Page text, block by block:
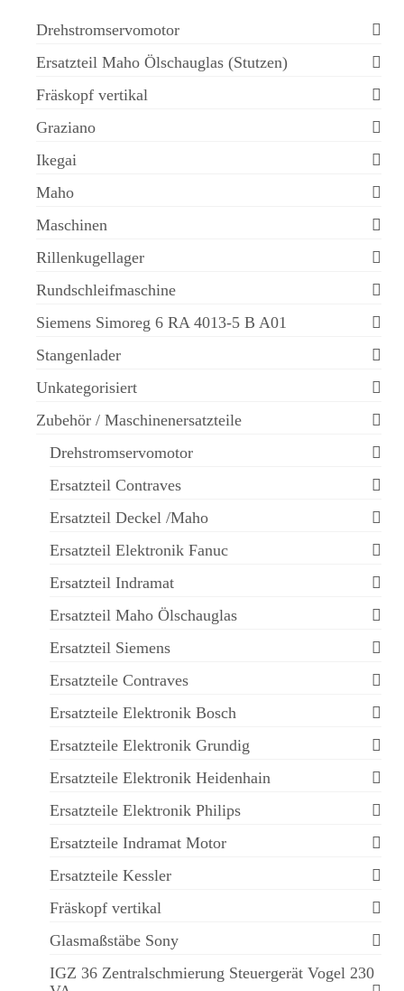
Drehstromservomotor
Ersatzteil Maho Ölschauglas (Stutzen)
Fräskopf vertikal
Graziano
Ikegai
Maho
Maschinen
Rillenkugellager
Rundschleifmaschine
Siemens Simoreg 6 RA 4013-5 B A01
Stangenlader
Unkategorisiert
Zubehör / Maschinenersatzteile
Drehstromservomotor
Ersatzteil Contraves
Ersatzteil Deckel /Maho
Ersatzteil Elektronik Fanuc
Ersatzteil Indramat
Ersatzteil Maho Ölschauglas
Ersatzteil Siemens
Ersatzteile Contraves
Ersatzteile Elektronik Bosch
Ersatzteile Elektronik Grundig
Ersatzteile Elektronik Heidenhain
Ersatzteile Elektronik Philips
Ersatzteile Indramat Motor
Ersatzteile Kessler
Fräskopf vertikal
Glasmaßstäbe Sony
IGZ 36 Zentralschmierung Steuergerät Vogel 230